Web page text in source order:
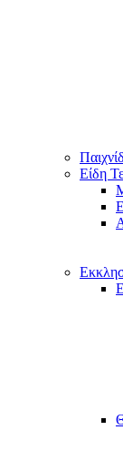
Είδη